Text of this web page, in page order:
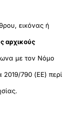
εικόνας ή
αρχικούς
με τον Νόμο
2019/790 (ΕΕ) περί